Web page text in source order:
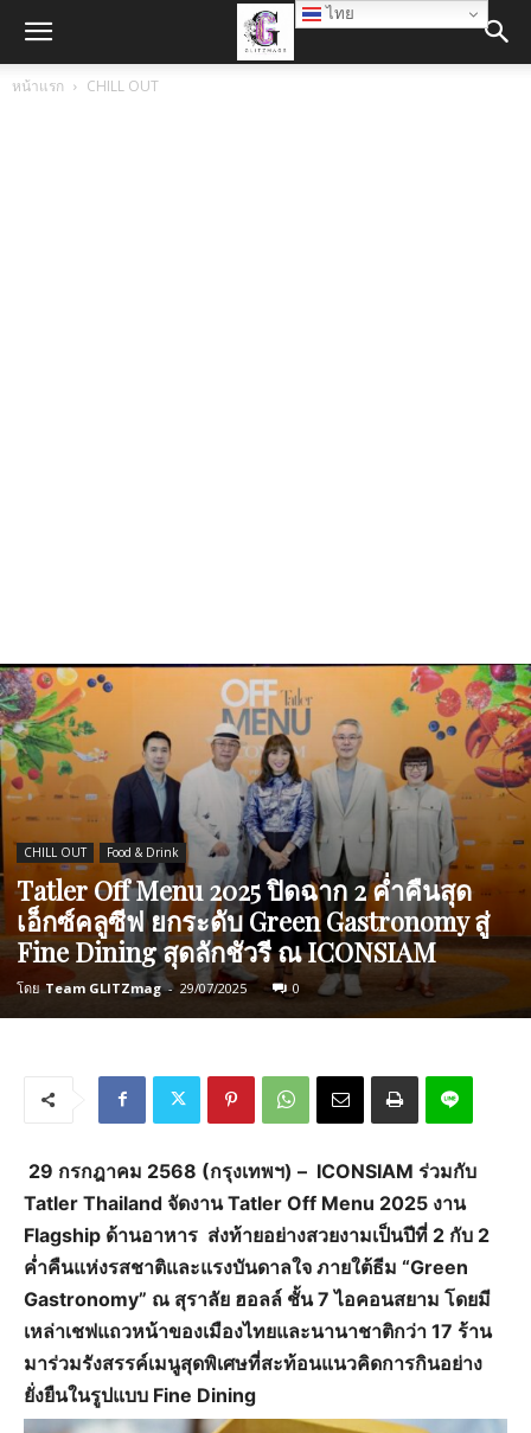
หน้าแรก CHILL OUT
CHILL OUT Food & Drink
Tatler Off Menu 2025 ปิดฉาก 2 ค่ำคืนสุด
เอ็กซ์คลูซีฟ ยกระดับ Green Gastronomy สู่
Fine Dining สุดลักชัวรี ณ ICONSIAM
โดย Team GLITZmag - 29/07/2025 0
29 กรกฎาคม 2568 (กรุงเทพฯ) – ICONSIAM ร่วมกับ
Tatler Thailand จัดงาน Tatler Off Menu 2025 งาน
Flagship ด้านอาหาร ส่งท้ายอย่างสวยงามเป็นปีที่ 2 กับ 2
ค่ำคืนแห่งรสชาติและแรงบันดาลใจ ภายใต้ธีม “Green
Gastronomy” ณ สุราลัย ฮอลล์ ชั้น 7 ไอคอนสยาม โดยมี
เหล่าเชฟแถวหน้าของเมืองไทยและนานาชาติกว่า 17 ร้าน
มาร่วมรังสรรค์เมนูสุดพิเศษที่สะท้อนแนวคิดการกินอย่าง
ยั่งยืนในรูปแบบ Fine Dining
ไทย